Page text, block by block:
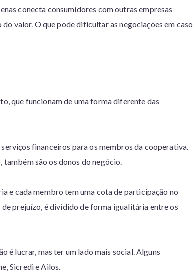
conecta consumidores com outras empresas
valor. O que pode dificultar as negociações em caso
que funcionam de uma forma diferente das
financeiros para os membros da cooperativa.
são os donos do negócio.
e cada membro tem uma cota de participação no
prejuízo, é dividido de forma igualitária entre os
é lucrar, mas ter um lado mais social. Alguns
Sicredi e Ailos.